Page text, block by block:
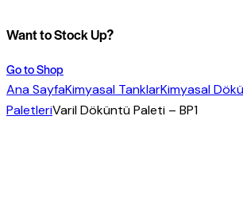
Want to Stock Up?
Go to Shop
Ana SayfaKimyasal TanklarKimyasal
PaletleriVaril Döküntü Paleti – BP1